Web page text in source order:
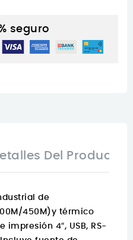
seguro
Del Producto
de
450M)y térmico
impresión 4″, USB, RS-